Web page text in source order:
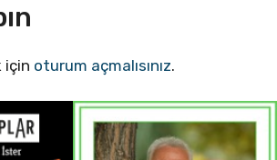
için oturum açmalısınız.